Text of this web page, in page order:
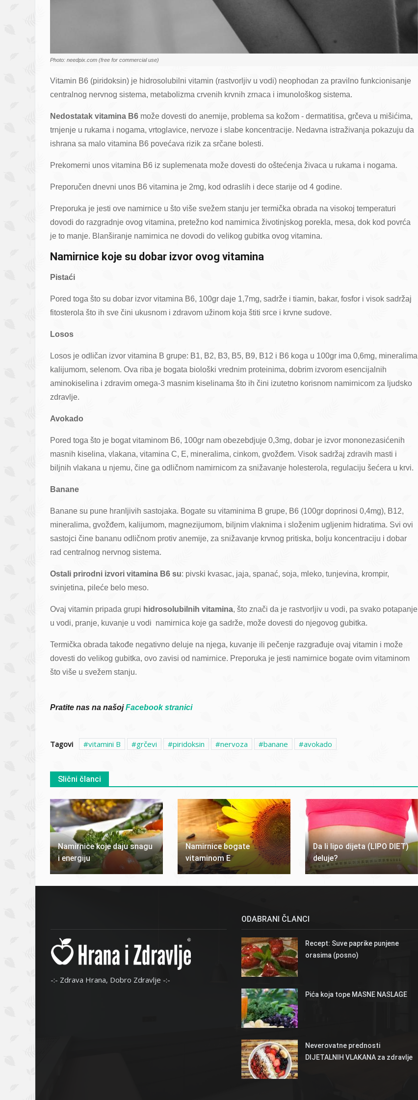
Photo: needpix.com (free for commercial use)
Vitamin B6 (piridoksin) je hidrosolubilni vitamin (rastvorljiv u vodi) neophodan za pravilno funkcionisanje
centralnog nervnog sistema, metabolizma crvenih krvnih zrnaca i imunološkog sistema.
Nedostatak vitamina B6 može dovesti do anemije, problema sa kožom - dermatitisa, grčeva u mišićima,
trnjenje u rukama i nogama, vrtoglavice, nervoze i slabe koncentracije. Nedavna istraživanja pokazuju da
ishrana sa malo vitamina B6 povećava rizik za srčane bolesti.
Prekomerni unos vitamina B6 iz suplemenata može dovesti do oštećenja živaca u rukama i nogama.
Preporučen dnevni unos B6 vitamina je 2mg, kod odraslih i dece starije od 4 godine.
Preporuka je jesti ove namirnice u što više svežem stanju jer termička obrada na visokoj temperaturi
dovodi do razgradnje ovog vitamina, pretežno kod namirnica životinjskog porekla, mesa, dok kod povrća
je to manje. Blanširanje namirnica ne dovodi do velikog gubitka ovog vitamina.
Namirnice koje su dobar izvor ovog vitamina
Pistaći
Pored toga što su dobar izvor vitamina B6, 100gr daje 1,7mg, sadrže i tiamin, bakar, fosfor i visok sadržaj
fitosterola što ih sve čini ukusnom i zdravom užinom koja štiti srce i krvne sudove.
Losos
Losos je odličan izvor vitamina B grupe: B1, B2, B3, B5, B9, B12 i B6 koga u 100gr ima 0,6mg, mineralima
kalijumom, selenom. Ova riba je bogata biološki vrednim proteinima, dobrim izvorom esencijalnih
aminokiselina i zdravim omega-3 masnim kiselinama što ih čini izutetno korisnom namirnicom za ljudsko
zdravlje.
Avokado
Pored toga što je bogat vitaminom B6, 100gr nam obezebdjuje 0,3mg, dobar je izvor mononezasićenih
masnih kiselina, vlakana, vitamina C, E, mineralima, cinkom, gvožđem. Visok sadržaj zdravih masti i
biljnih vlakana u njemu, čine ga odličnom namirnicom za snižavanje holesterola, regulaciju šećera u krvi.
Banane
Banane su pune hranljivih sastojaka. Bogate su vitaminima B grupe, B6 (100gr doprinosi 0,4mg), B12,
mineralima, gvožđem, kalijumom, magnezijumom, biljnim vlaknima i složenim ugljenim hidratima. Svi ovi
sastojci čine bananu odličnom protiv anemije, za snižavanje krvnog pritiska, bolju koncentraciju i dobar
rad centralnog nervnog sistema.
Ostali prirodni izvori vitamina B6 su: pivski kvasac, jaja, spanać, soja, mleko, tunjevina, krompir,
svinjetina, pileće belo meso.
Ovaj vitamin pripada grupi hidrosolubilnih vitamina, što znači da je rastvorljiv u vodi, pa svako potapanje
u vodi, pranje, kuvanje u vodi namirnica koje ga sadrže, može dovesti do njegovog gubitka.
Termička obrada takođe negativno deluje na njega, kuvanje ili pečenje razgrađuje ovaj vitamin i može
dovesti do velikog gubitka, ovo zavisi od namirnice. Preporuka je jesti namirnice bogate ovim vitaminom
što više u svežem stanju.
Pratite nas na našojFacebook stranici
Tagovi vitamini B grčevi piridoksin nervoza banane avokado
Slični članci
Namirnice koje daju snagu
i energiju
Namirnice bogate
vitaminom E
Da li lipo dijeta (LIPO DIET)
deluje?
-:- Zdrava Hrana, Dobro Zdravlje -:-
ODABRANI ČLANCI
Recept: Suve paprike punjene
orasima (posno)
Pića koja tope MASNE NASLAGE
Neverovatne prednosti
DIJETALNIH VLAKANA za zdravlje